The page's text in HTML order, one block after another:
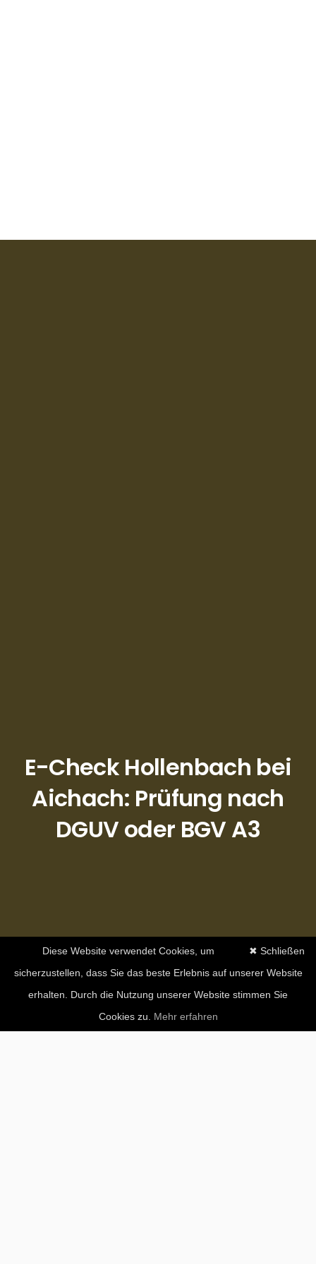
E-Check Hollenbach bei
Aichach: Prüfung nach
DGUV oder BGV A3
✖ Schließen
Diese Website verwendet Cookies, um
sicherzustellen, dass Sie das beste Erlebnis auf unserer Website
erhalten. Durch die Nutzung unserer Website stimmen Sie
Cookies zu. Mehr erfahren